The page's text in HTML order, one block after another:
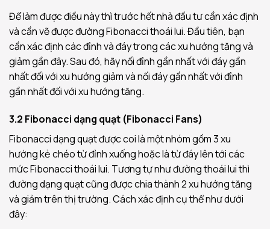
Để làm được điều này thì trước hết nhà đầu tư cần xác định
và cần vẽ được đường Fibonacci thoái lui. Đầu tiên, bạn
cần xác định các đỉnh và đáy trong các xu hướng tăng và
giảm gần đây. Sau đó, hãy nối đỉnh gần nhất với đáy gần
nhất đối với xu hướng giảm và nối đáy gần nhất với đỉnh
gần nhất đối với xu hướng tăng.
3.2 Fibonacci dạng quạt (Fibonacci Fans)
Fibonacci dạng quạt được coi là một nhóm gồm 3 xu
hướng kẻ chéo từ đỉnh xuống hoặc là từ đáy lên tới các
mức Fibonacci thoái lui. Tương tự như đường thoái lui thì
đường dạng quạt cũng được chia thành 2 xu hướng tăng
và giảm trên thị trường. Cách xác định cụ thể như dưới
đây: